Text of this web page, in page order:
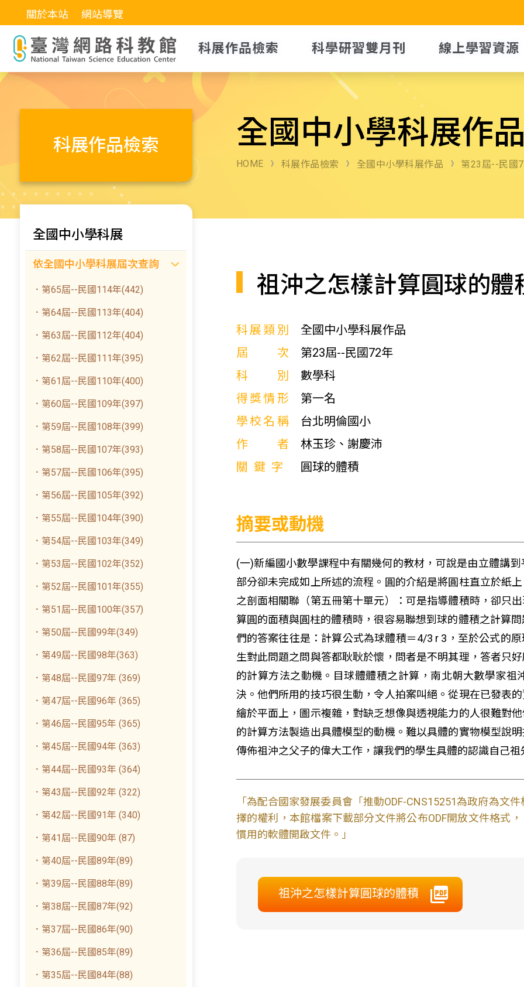
關於本站 網站導覽
科展作品檢索 科學研習雙月刊 線上學習資源
科展作品檢索 全國中小學科展作
HOME 科展作品檢索 全國中小學科展作品 第23屆--民國
全國中小學科展
依全國中小學科展屆次查詢
．第65屆--民國114年(442)
．第64屆--民國113年(404)
．第63屆--民國112年(404)
．第62屆--民國111年(395)
．第61屆--民國110年(400)
．第60屆--民國109年(397)
．第59屆--民國108年(399)
．第58屆--民國107年(393)
．第57屆--民國106年(395)
．第56屆--民國105年(392)
．第55屆--民國104年(390)
．第54屆--民國103年(349)
．第53屆--民國102年(352)
．第52屆--民國101年(355)
．第51屆--民國100年(357)
．第50屆--民國99年(349)
．第49屆--民國98年(363)
．第48屆--民國97年 (369)
．第47屆--民國96年 (365)
．第46屆--民國95年 (365)
．第45屆--民國94年 (363)
．第44屆--民國93年 (364)
．第43屆--民國92年 (322)
．第42屆--民國91年 (340)
．第41屆--民國90年 (87)
．第40屆--民國89年(89)
．第39屆--民國88年(89)
．第38屆--民國87年(92)
．第37屆--民國86年(90)
．第36屆--民國85年(89)
．第35屆--民國84年(88)
祖沖之怎樣計算圓球的體
科展類別
全國中小學科展作品
屆次
第23屆--民國72年
科別
數學科
得獎情形
第一名
學校名稱
台北明倫國小
作者
林玉珍、謝慶沛
關鍵字
圓球的體積
摘要或動機
(一)新編國小數學課程中有關幾何的教材，可說是由立體講
部分卻未完成如上所述的流程。圓的介紹是將圓柱直立於紙
之剖面相關聯（第五冊第十單元）：可是指導體積時，卻只
算圓的面積與圓柱的體積時，很容易聯想到球的體積之計算
們的答案往往是：計算公式為球體積＝4/3 r 3，至於公式的
生對此問題之問與答都耿耿於懷，問者是不明其理，答者只
的計算方法之動機。目球體體積之計算，南北朝大數學家
決。他們所用的技巧很生動，令人拍案叫絕。從現在已發表
繪於平面上，圖示複雜，對缺乏想像與透視能力的人很難對
的計算方法製造出具體模型的動機。難以具體的實物模型說
傳佈祖沖之父子的偉大工作，讓我們的學生具體的認識自己
「為配合國家發展委員會「推動ODF-CNS15251為政府為文
擇的權利，本館檔案下載部分文件將公布ODF開放文件格式
慣用的軟體開啟文件。」
祖沖之怎樣計算圓球的體積